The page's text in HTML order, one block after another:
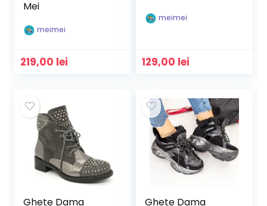
Mei
meimei
219,00 lei
meimei
129,00 lei
Ghete Dama Ghete Dama